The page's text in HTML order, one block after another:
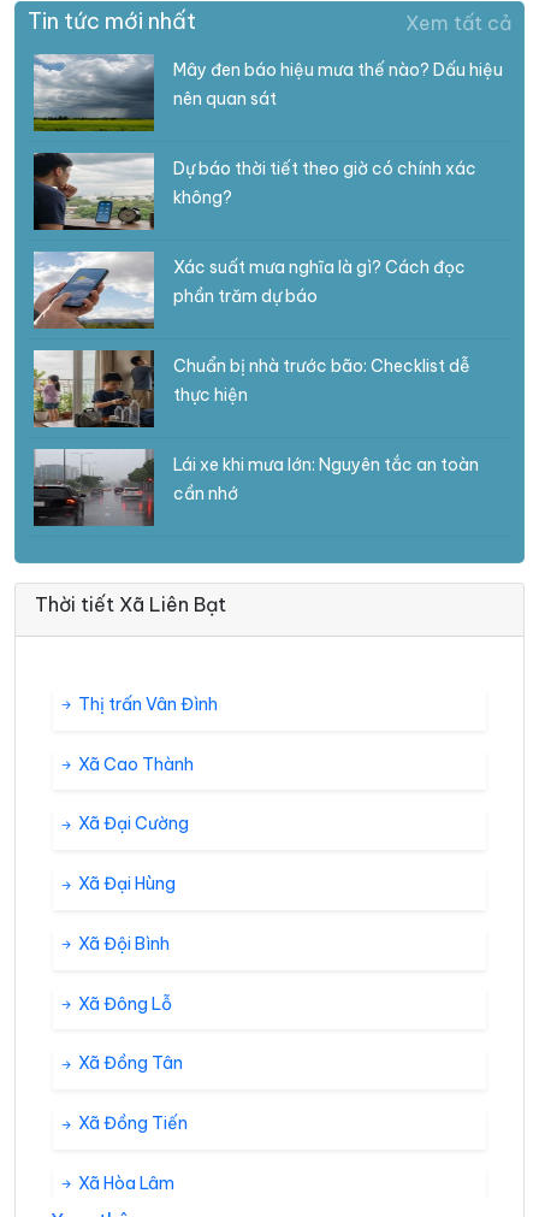
Tin tức mới nhất Xem tất cả
Mây đen báo hiệu mưa thế nào? Dấu hiệu
nên quan sát
Dự báo thời tiết theo giờ có chính xác
không?
Xác suất mưa nghĩa là gì? Cách đọc
phần trăm dự báo
Chuẩn bị nhà trước bão: Checklist dễ
thực hiện
Lái xe khi mưa lớn: Nguyên tắc an toàn
cần nhớ
Thời tiết Xã Liên Bạt
Thị trấn Vân Đình
Xã Cao Thành
Xã Đại Cường
Xã Đại Hùng
Xã Đội Bình
Xã Đông Lỗ
Xã Đồng Tân
Xã Đồng Tiến
Xã Hòa Lâm